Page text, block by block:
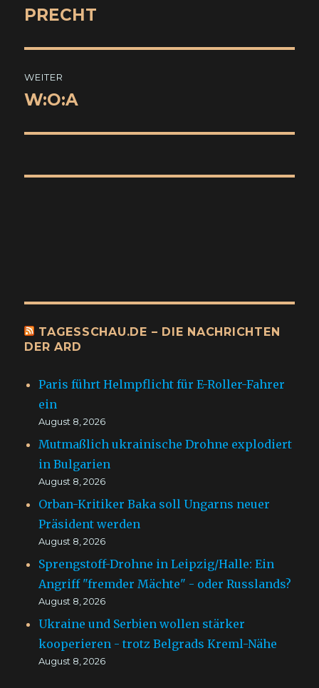
Vorheriger
PRECHT
WEITER
Nächster
W:O:A
TAGESSCHAU.DE – DIE NACHRICHTEN
DER ARD
Paris führt Helmpflicht für E-Roller-Fahrer
ein
August 8, 2026
Mutmaßlich ukrainische Drohne explodiert
in Bulgarien
August 8, 2026
Orban-Kritiker Baka soll Ungarns neuer
Präsident werden
August 8, 2026
Sprengstoff-Drohne in Leipzig/Halle: Ein
Angriff "fremder Mächte" - oder Russlands?
August 8, 2026
Ukraine und Serbien wollen stärker
kooperieren - trotz Belgrads Kreml-Nähe
August 8, 2026